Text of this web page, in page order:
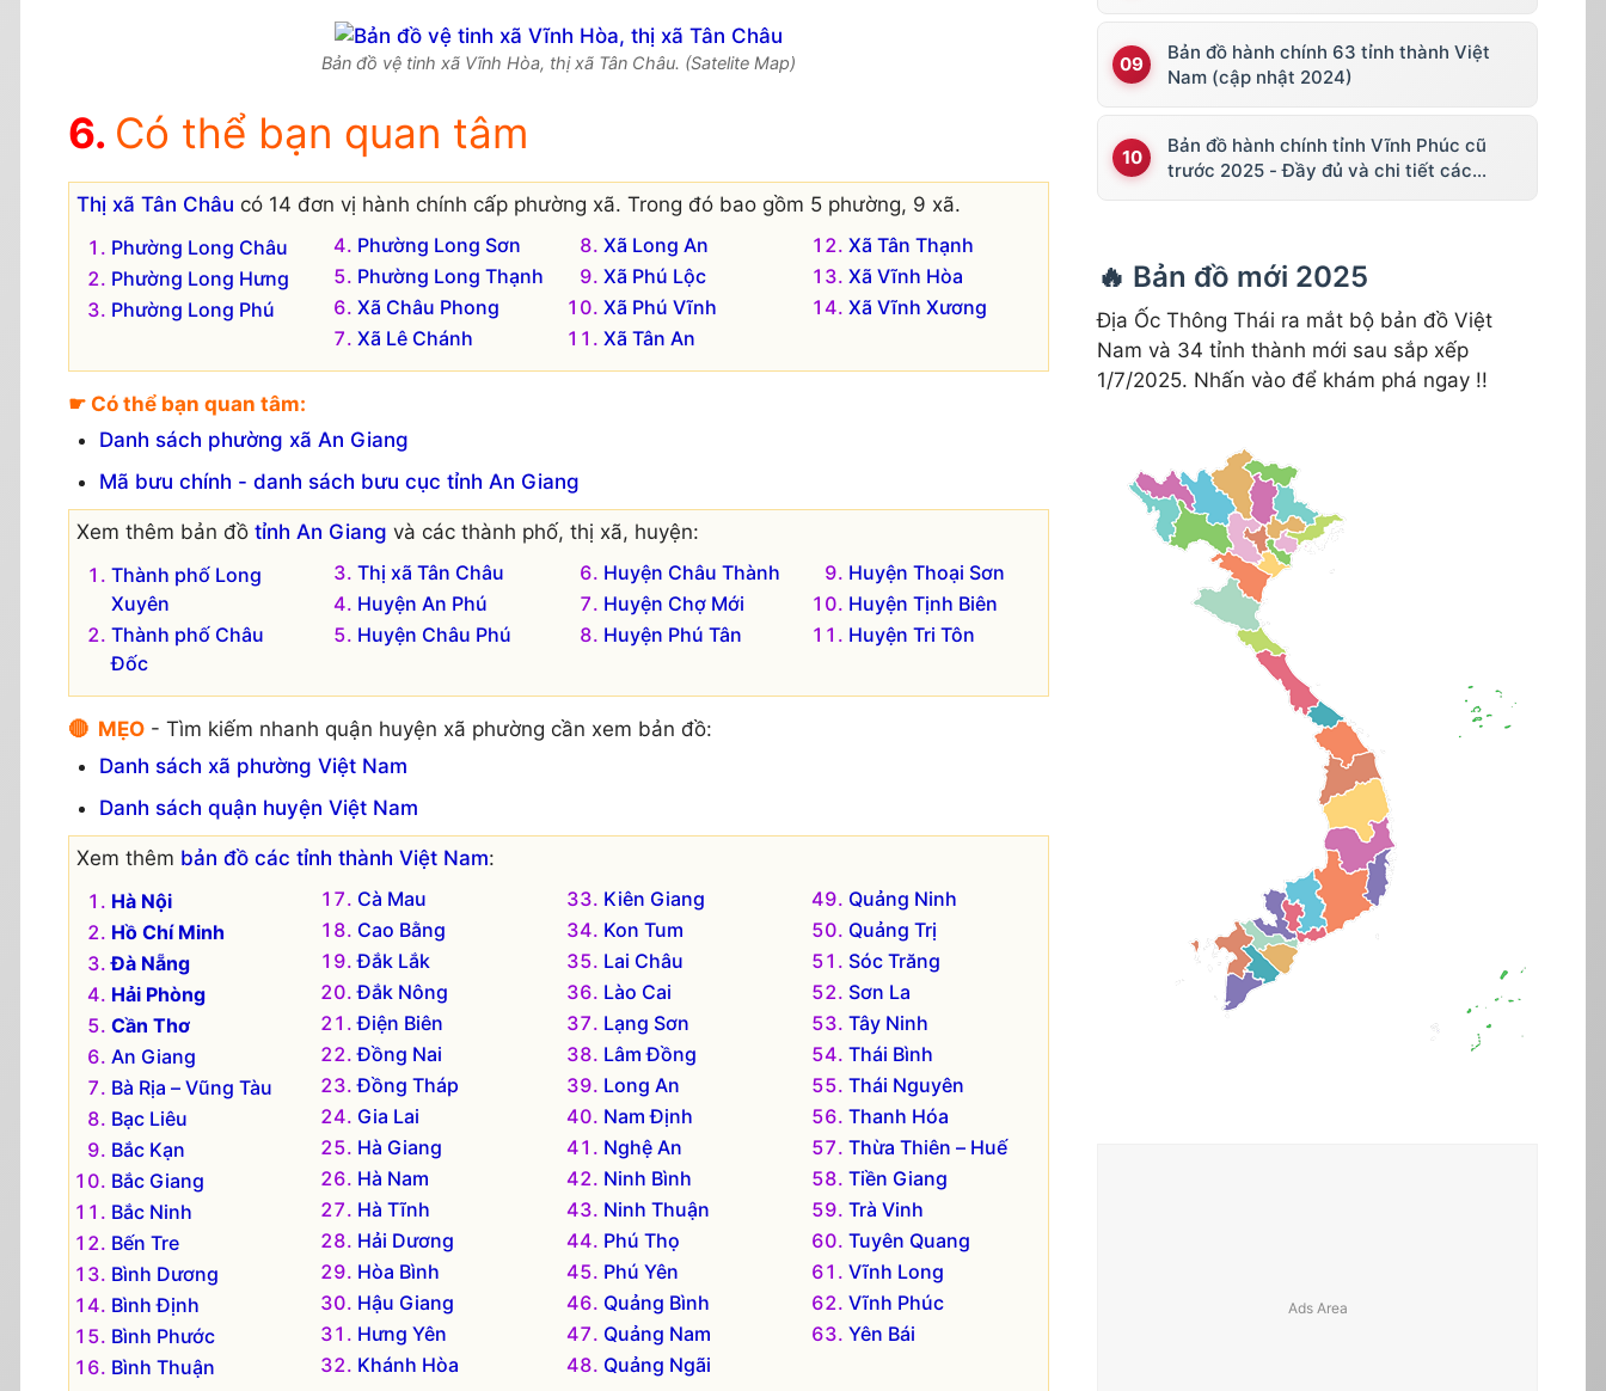
Bản đồ vệ tinh xã Vĩnh Hòa, thị xã Tân Châu. (Satelite Map)
Có thể bạn quan tâm
Thị xã Tân Châu có 14 đơn vị hành chính cấp phường xã. Trong đó bao gồm 5 phường, 9 xã.
Phường Long Châu
Phường Long Hưng
Phường Long Phú
Phường Long Sơn
Phường Long Thạnh
Xã Châu Phong
Xã Lê Chánh
Xã Long An
Xã Phú Lộc
Xã Phú Vĩnh
Xã Tân An
Xã Tân Thạnh
Xã Vĩnh Hòa
Xã Vĩnh Xương
☛ Có thể bạn quan tâm:
Danh sách phường xã An Giang
Mã bưu chính - danh sách bưu cục tỉnh An Giang
Xem thêm bản đồ tỉnh An Giang và các thành phố, thị xã, huyện:
Thành phố Long
Xuyên
Thành phố Châu
Đốc
Thị xã Tân Châu
Huyện An Phú
Huyện Châu Phú
Huyện Châu Thành
Huyện Chợ Mới
Huyện Phú Tân
Huyện Thoại Sơn
Huyện Tịnh Biên
Huyện Tri Tôn
🔴 MẸO - Tìm kiếm nhanh quận huyện xã phường cần xem bản đồ:
Danh sách xã phường Việt Nam
Danh sách quận huyện Việt Nam
Xem thêm bản đồ các tỉnh thành Việt Nam:
Hà Nội
Hồ Chí Minh
Đà Nẵng
Hải Phòng
Cần Thơ
An Giang
Bà Rịa – Vũng Tàu
Bạc Liêu
Bắc Kạn
Bắc Giang
Bắc Ninh
Bến Tre
Bình Dương
Bình Định
Bình Phước
Bình Thuận
Cà Mau
Cao Bằng
Đắk Lắk
Đắk Nông
Điện Biên
Đồng Nai
Đồng Tháp
Gia Lai
Hà Giang
Hà Nam
Hà Tĩnh
Hải Dương
Hòa Bình
Hậu Giang
Hưng Yên
Khánh Hòa
Kiên Giang
Kon Tum
Lai Châu
Lào Cai
Lạng Sơn
Lâm Đồng
Long An
Nam Định
Nghệ An
Ninh Bình
Ninh Thuận
Phú Thọ
Phú Yên
Quảng Bình
Quảng Nam
Quảng Ngãi
Quảng Ninh
Quảng Trị
Sóc Trăng
Sơn La
Tây Ninh
Thái Bình
Thái Nguyên
Thanh Hóa
Thừa Thiên – Huế
Tiền Giang
Trà Vinh
Tuyên Quang
Vĩnh Long
Vĩnh Phúc
Yên Bái
Bản đồ hành chính 63 tỉnh thành Việt
Nam (cập nhật 2024)
Bản đồ hành chính tỉnh Vĩnh Phúc cũ
trước 2025 - Đầy đủ và chi tiết các
🔥 Bản đồ mới 2025
Địa Ốc Thông Thái ra mắt bộ bản đồ Việt
Nam và 34 tỉnh thành mới sau sắp xếp
1/7/2025. Nhấn vào để khám phá ngay !!